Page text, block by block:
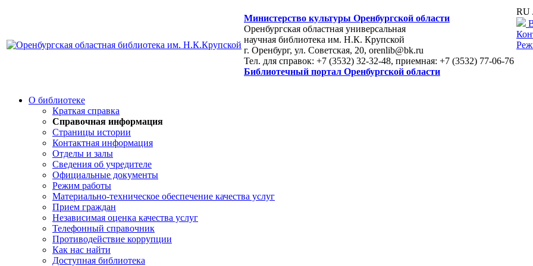
Министерство культуры Оренбургской области
Оренбургская областная универсальная
научная библиотека им. Н.К. Крупской
г. Оренбург, ул. Советская, 20, orenlib@bk.ru
Тел. для справок: +7 (3532) 32-32-48, приемная: +7 (3532) 77-06-76
Библиотечный портал Оренбургской области
RU
О библиотеке
Краткая справка
Справочная информация
Страницы истории
Контактная информация
Отделы и залы
Сведения об учредителе
Официальные документы
Режим работы
Материально-техническое обеспечение качества услуг
Прием граждан
Независимая оценка качества услуг
Телефонный справочник
Противодействие коррупции
Как нас найти
Доступная библиотека